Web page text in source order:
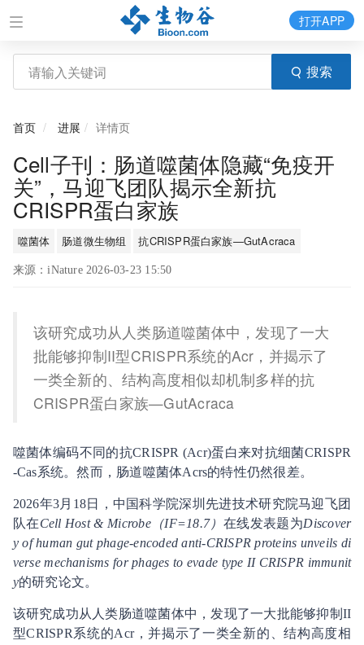
搜索
打开APP
首页 进展 详情页
Cell子刊：肠道噬菌体隐藏“免疫开
关”，马迎飞团队揭示全新抗
CRISPR蛋白家族
噬菌体 肠道微生物组 抗CRISPR蛋白家族—GutAcraca
来源：iNature 2026-03-23 15:50
该研究成功从人类肠道噬菌体中，发现了一大
批能够抑制II型CRISPR系统的Acr，并揭示了
一类全新的、结构高度相似却机制多样的抗
CRISPR蛋白家族—GutAcraca
噬菌体编码不同的抗CRISPR (Acr)蛋白来对抗细菌CRISPR
-Cas系统。然而，肠道噬菌体Acrs的特性仍然很差。
2026年3月18日，中国科学院深圳先进技术研究院马迎飞团
队在Cell Host & Microbe（IF=18.7） 在线发表题为Discover
y of human gut phage-encoded anti-CRISPR proteins unveils di
verse mechanisms for phages to evade type II CRISPR immunit
y的研究论文。
该研究成功从人类肠道噬菌体中，发现了一大批能够抑制II
型CRISPR系统的Acr，并揭示了一类全新的、结构高度相